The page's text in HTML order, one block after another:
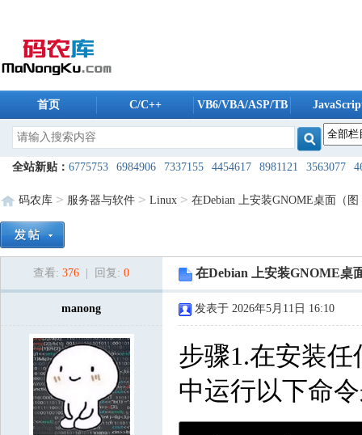
首页 C/C++ VB6/VBA/ASP/TB
码农库软件
全站新贴： 6775753 6984906 7337155 4454617 8981121 3563077
4908765 5961804 6175488 5606259 5235196 8038494 1724240
8608096 1344937
7955685 4254803
8426724 8420819 9207440 8053189 7491650 7608792 3593976
8387310 7800640 3448544 2172757 2080747
3678571 7817395 7206280
8121853 1073575 3697385 8018994 9539364 7084607 8603329
3353787 2731275 5674649 2809003 1312116 9498852
7888943 1012052 9550350 6674817 8938961 5087430 7729229
码农库 > 服务器与软件 > Linux > 在Debian 上安装GNOME桌面（图
查看:376 | 回复:0
manong
在Debian 上安装GNOME桌
发表于 2026年5月11日 16:10
步骤1.在安装
中运行以下命